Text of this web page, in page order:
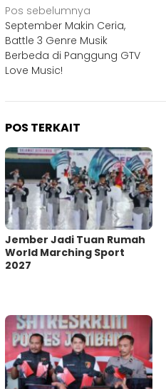
Navigasi
pos
Pos sebelumnya
September Makin Ceria,
Battle 3 Genre Musik
Berbeda di Panggung GTV
Love Music!
POS TERKAIT
Jember Jadi Tuan Rumah
World Marching Sport
2027